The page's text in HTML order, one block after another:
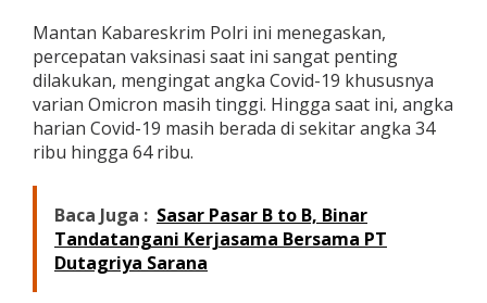
K
a
p
o
r
i
a
b
a
r
Mantan Kabareskrim Polri ini menegaskan,
percepatan vaksinasi saat ini sangat penting
dilakukan, mengingat angka Covid-19 khususnya
varian Omicron masih tinggi. Hingga saat ini, angka
harian Covid-19 masih berada di sekitar angka 34
ribu hingga 64 ribu.
Baca Juga : Sasar Pasar B to B, Binar
Tandatangani Kerjasama Bersama PT
Dutagriya Sarana